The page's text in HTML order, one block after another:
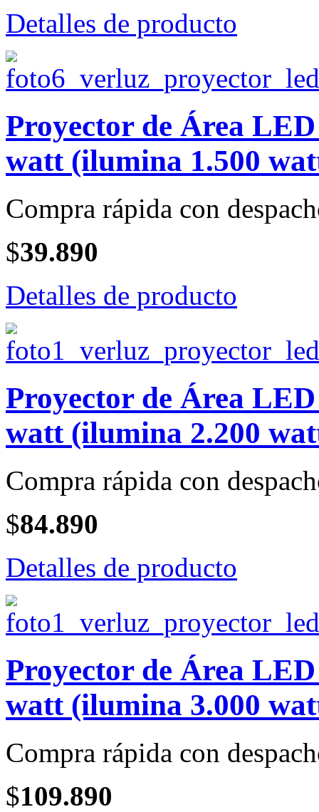
Detalles de producto
Proyector de Área
watt (ilumina 1.500
Compra rápida con
$39.890
Detalles de producto
Proyector de Área
watt (ilumina 2.200
Compra rápida con
$84.890
Detalles de producto
Proyector de Área
watt (ilumina 3.000
Compra rápida con
$109.890